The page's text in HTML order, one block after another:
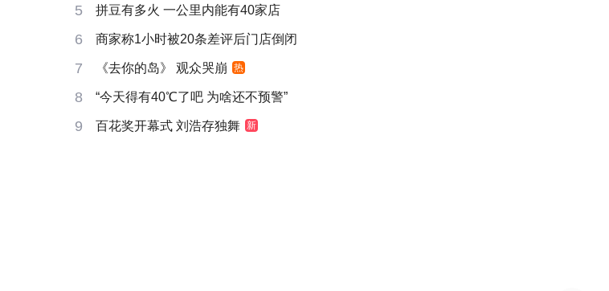
5 拼豆有多火 一公里内能有40家店
6 商家称1小时被20条差评后门店倒闭
7 《去你的岛》 观众哭崩 热
8 “今天得有40℃了吧 为啥还不预警”
9 百花奖开幕式 刘浩存独舞 新